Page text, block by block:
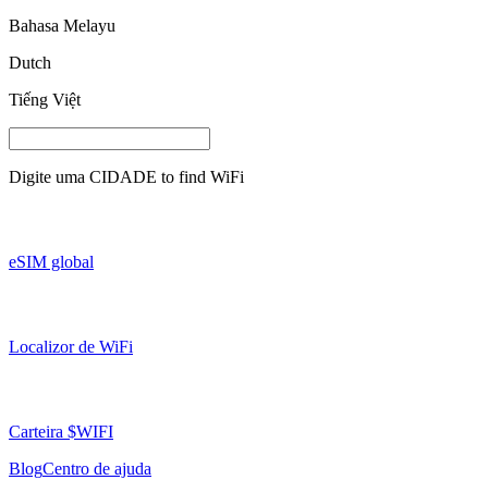
Bahasa Melayu
Dutch
Tiếng Việt
Digite uma CIDADE to find WiFi
eSIM global
Localizor de WiFi
Carteira $WIFI
BlogCentro de ajuda